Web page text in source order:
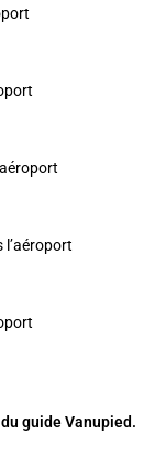
l’aéroport
guide Vanupied.